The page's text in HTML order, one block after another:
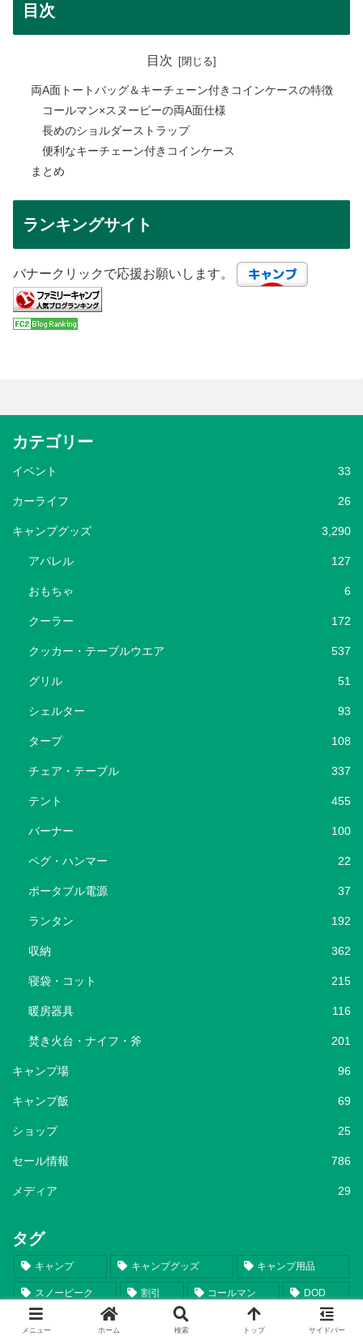
目次
目次
両A面トートバッグ＆キーチェーン付きコインケースの特徴
コールマン×スヌーピーの両A面仕様
長めのショルダーストラップ
便利なキーチェーン付きコインケース
まとめ
ランキングサイト
バナークリックで応援お願いします。
カテゴリー
イベント 33
カーライフ 26
キャンプグッズ 3,290
アパレル 127
おもちゃ 6
クーラー 172
クッカー・テーブルウエア 537
グリル 51
シェルター 93
タープ 108
チェア・テーブル 337
テント 455
バーナー 100
ペグ・ハンマー 22
ポータブル電源 37
ランタン 192
収納 362
寝袋・コット 215
暖房器具 116
焚き火台・ナイフ・斧 201
キャンプ場 96
キャンプ飯 69
ショップ 25
セール情報 786
メディア 29
タグ
キャンプ キャンプグッズ キャンプ用品
スノーピーク 割引 コールマン DOD
Coleman セール情報
メニュー ホーム 検索 トップ サイドバー